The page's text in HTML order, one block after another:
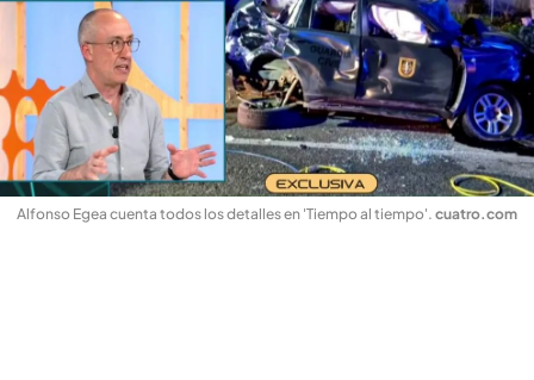
Alfonso Egea cuenta todos los detalles en 'Tiempo al tiempo'. cuatro.com